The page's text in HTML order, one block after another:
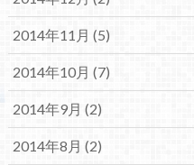
2014年11月 (5)
2014年10月 (7)
2014年9月 (2)
2014年8月 (2)